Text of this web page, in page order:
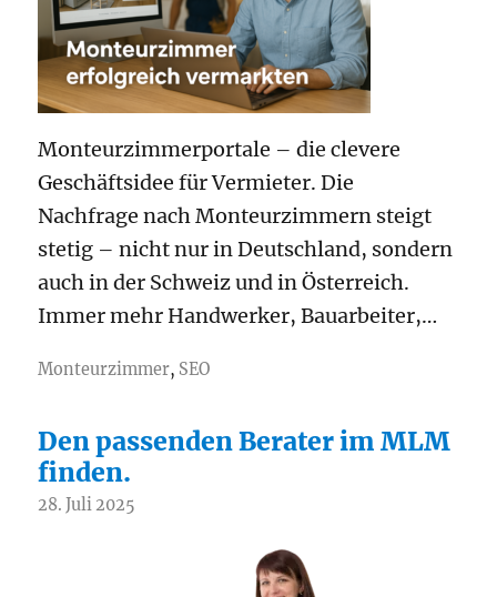
Monteurzimmerportale – die clevere
Geschäftsidee für Vermieter. Die
Nachfrage nach Monteurzimmern steigt
stetig – nicht nur in Deutschland, sondern
auch in der Schweiz und in Österreich.
Immer mehr Handwerker, Bauarbeiter,…
Monteurzimmer, SEO
Den passenden Berater im MLM
finden.
28. Juli 2025